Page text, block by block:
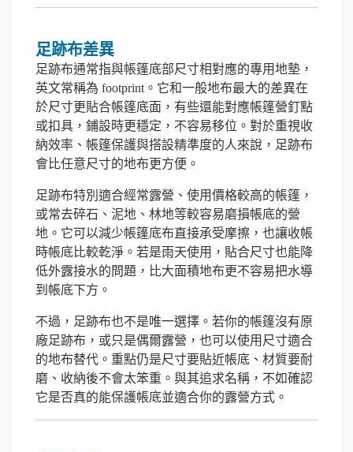
足跡布差異
足跡布通常指與帳篷底部尺寸相對應的專用地墊，
英文常稱為 footprint。它和一般地布最大的差異在
於尺寸更貼合帳篷底面，有些還能對應帳篷營釘點
或扣具，鋪設時更穩定，不容易移位。對於重視收
納效率、帳篷保護與搭設精準度的人來說，足跡布
會比任意尺寸的地布更方便。
足跡布特別適合經常露營、使用價格較高的帳篷，
或常去碎石、泥地、林地等較容易磨損帳底的營
地。它可以減少帳篷底布直接承受摩擦，也讓收帳
時帳底比較乾淨。若是雨天使用，貼合尺寸也能降
低外露接水的問題，比大面積地布更不容易把水導
到帳底下方。
不過，足跡布也不是唯一選擇。若你的帳篷沒有原
廠足跡布，或只是偶爾露營，也可以使用尺寸適合
的地布替代。重點仍是尺寸要貼近帳底、材質要耐
磨、收納後不會太笨重。與其追求名稱，不如確認
它是否真的能保護帳底並適合你的露營方式。